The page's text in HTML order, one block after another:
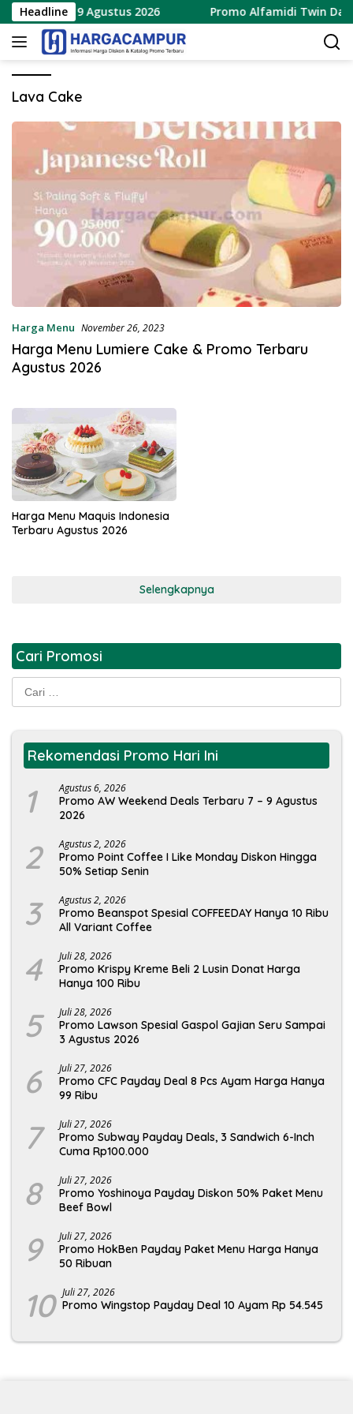
Langsung
ke
konten
Headline
8 – 9 Agustus 2026 Promo Alfamidi Twin Date
Lava Cake
Harga Menu November 26, 2023
Harga Menu Lumiere Cake & Promo Terbaru
Agustus 2026
Harga Menu Maquis Indonesia
Terbaru Agustus 2026
Selengkapnya
Cari Promosi
Rekomendasi Promo Hari Ini
1 Agustus 6, 2026
Promo AW Weekend Deals Terbaru 7 – 9 Agustus
2026
2 Agustus 2, 2026
Promo Point Coffee I Like Monday Diskon Hingga
50% Setiap Senin
3 Agustus 2, 2026
Promo Beanspot Spesial COFFEEDAY Hanya 10 Ribu
All Variant Coffee
4 Juli 28, 2026
Promo Krispy Kreme Beli 2 Lusin Donat Harga
Hanya 100 Ribu
5 Juli 28, 2026
Promo Lawson Spesial Gaspol Gajian Seru Sampai
3 Agustus 2026
6 Juli 27, 2026
Promo CFC Payday Deal 8 Pcs Ayam Harga Hanya
99 Ribu
7 Juli 27, 2026
Promo Subway Payday Deals, 3 Sandwich 6-Inch
Cuma Rp100.000
8 Juli 27, 2026
Promo Yoshinoya Payday Diskon 50% Paket Menu
Beef Bowl
9 Juli 27, 2026
Promo HokBen Payday Paket Menu Harga Hanya
50 Ribuan
10 Juli 27, 2026
Promo Wingstop Payday Deal 10 Ayam Rp 54.545